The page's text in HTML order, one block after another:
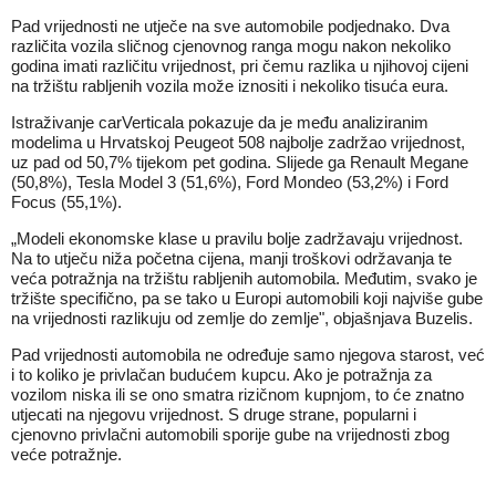
Pad vrijednosti ne utječe na sve automobile podjednako. Dva
različita vozila sličnog cjenovnog ranga mogu nakon nekoliko
godina imati različitu vrijednost, pri čemu razlika u njihovoj cijeni
na tržištu rabljenih vozila može iznositi i nekoliko tisuća eura.
Istraživanje carVerticala pokazuje da je među analiziranim
modelima u Hrvatskoj Peugeot 508 najbolje zadržao vrijednost,
uz pad od 50,7% tijekom pet godina. Slijede ga Renault Megane
(50,8%), Tesla Model 3 (51,6%), Ford Mondeo (53,2%) i Ford
Focus (55,1%).
„Modeli ekonomske klase u pravilu bolje zadržavaju vrijednost.
Na to utječu niža početna cijena, manji troškovi održavanja te
veća potražnja na tržištu rabljenih automobila. Međutim, svako je
tržište specifično, pa se tako u Europi automobili koji najviše gube
na vrijednosti razlikuju od zemlje do zemlje", objašnjava Buzelis.
Pad vrijednosti automobila ne određuje samo njegova starost, već
i to koliko je privlačan budućem kupcu. Ako je potražnja za
vozilom niska ili se ono smatra rizičnom kupnjom, to će znatno
utjecati na njegovu vrijednost. S druge strane, popularni i
cjenovno privlačni automobili sporije gube na vrijednosti zbog
veće potražnje.